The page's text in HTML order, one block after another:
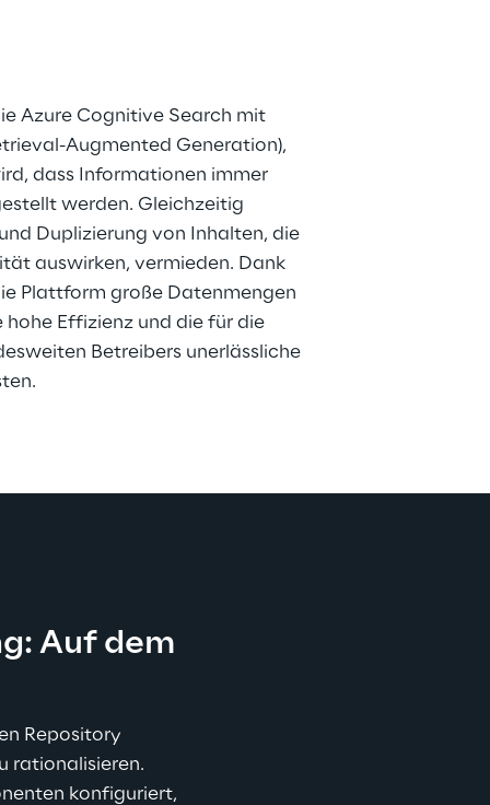
Azure Cognitive Search mit
Augmented Generation),
dass Informationen immer
werden. Gleichzeitig
Duplizierung von Inhalten, die
auswirken, vermieden. Dank
Plattform große Datenmengen
Effizienz und die für die
Betreibers unerlässliche
Auf dem
Repository
rationalisieren.
konfiguriert,